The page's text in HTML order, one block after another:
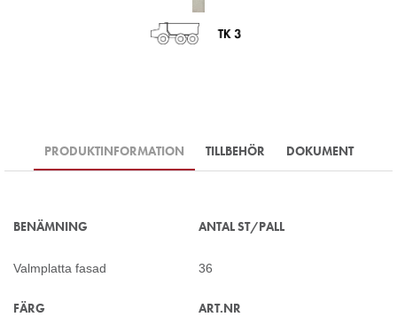
PRODUKTINFORMATION TILLBEHÖR DOKUMENT
BENÄMNING
Valmplatta fasad
FÄRG ART.NR
ANTAL ST/PALL
36